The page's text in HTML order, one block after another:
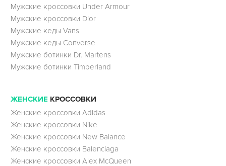
Мужские кроссовки Under Armour
Мужские кроссовки Dior
Мужские кеды Vans
Мужские кеды Converse
Мужские ботинки Dr. Martens
Мужские ботинки Timberland
ЖЕНСКИЕ КРОССОВКИ
Женские кроссовки Adidas
Женские кроссовки Nike
Женские кроссовки New Balance
Женские кроссовки Balenciaga
Женские кроссовки Alex McQueen